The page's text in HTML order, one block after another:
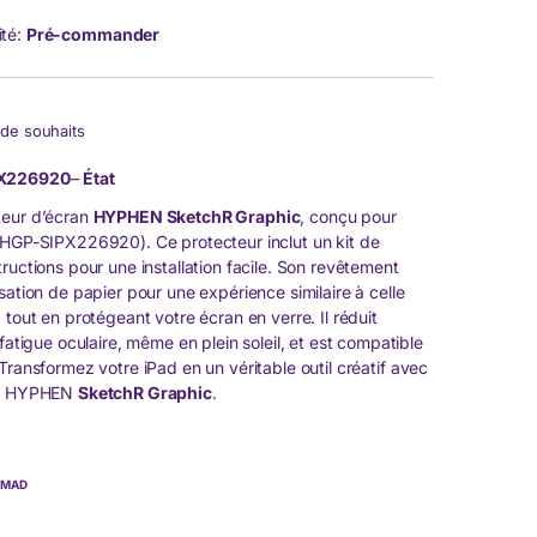
Pré-commander
souhaits
– État
d’écran HYPHEN SketchR Graphic, conçu pour
SIPX226920). Ce protecteur inclut un kit de
pour une installation facile. Son revêtement
de papier pour une expérience similaire à celle
tout en protégeant votre écran en verre. Il réduit
oculaire, même en plein soleil, et est compatible
votre iPad en un véritable outil créatif avec
SketchR Graphic.
MAD